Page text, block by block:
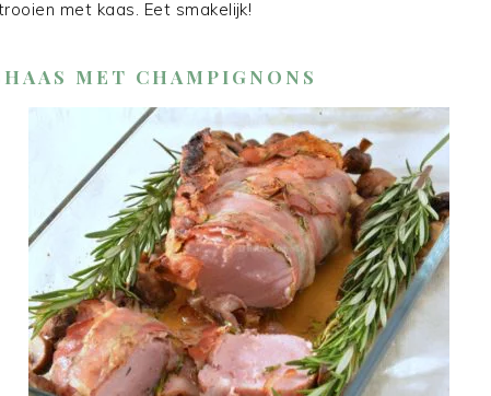
met kaas. Eet smakelijk!
MET CHAMPIGNONS